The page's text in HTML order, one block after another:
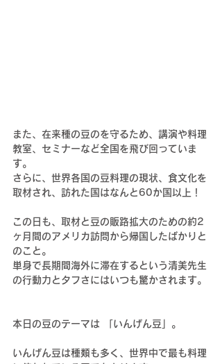
また、在来種の豆のを守るため、講演や料理
教室、セミナーなど全国を飛び回っていま
す。
さらに、世界各国の豆料理の現状、食文化を
取材され、訪れた国はなんと60か国以上！
この日も、取材と豆の販路拡大のための約2
ヶ月間のアメリカ訪問から帰国したばかりと
のこと。
単身で長期間海外に滞在するという清美先生
の行動力とタフさにはいつも驚かされます。
本日の豆のテーマは 「いんげん豆」。
いんげん豆は種類も多く、世界中で最も料理